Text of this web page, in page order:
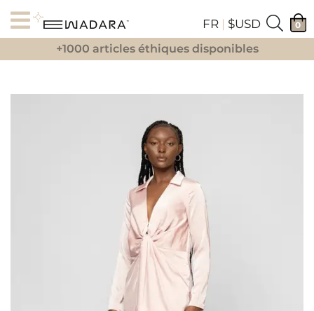
FR | $USD 0
+1000 articles éthiques disponibles